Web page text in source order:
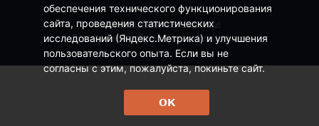
Политика конфиденциальности
Согласие на обработку персональных данных
обеспечения технического функционирования
сайта, проведения статистических
исследований (Яндекс.Метрика) и улучшения
пользовательского опыта. Если вы не
согласны с этим, пожалуйста, покиньте сайт.
ОК